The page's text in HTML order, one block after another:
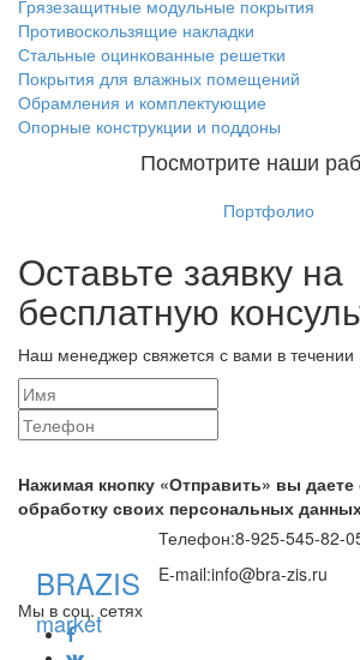
Грязезащитные модульные покрытия
Противоскользящие накладки
Стальные оцинкованные решетки
Покрытия для влажных помещений
Обрамления и комплектующие
Опорные конструкции и поддоны
Посмотрите наши
Портфолио
Оставьте заявку на
бесплатную
Наш менеджер свяжется с вами в течении
Нажимая кнопку «Отправить» вы даете
обработку своих персональных
BRAZIS
market
Телефон:8-925-545-82-
E-mail:info@bra-zis.ru
Мы в соц. сетях